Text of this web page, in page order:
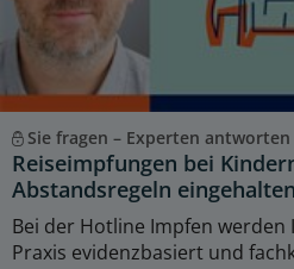
Sie fragen – Experten antworten
Reiseimpfungen bei
Abstandsregeln
Bei der Hotline Impfen werden
Praxis evidenzbasiert und